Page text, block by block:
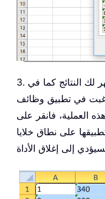
لك النتائج كما في
في تطبيق وظائف
العملية، فانقر على
على نطاق خلايا